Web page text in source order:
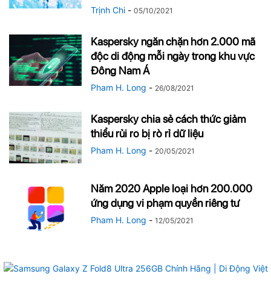
Trịnh Chi - 05/10/2021
Kaspersky ngăn chặn hơn 2.000 mã
độc di động mỗi ngày trong khu vực
Đông Nam Á
Pham H. Long - 26/08/2021
Kaspersky chia sẻ cách thức giảm
thiểu rủi ro bị rò rỉ dữ liệu
Pham H. Long - 20/05/2021
Năm 2020 Apple loại hơn 200.000
ứng dụng vi phạm quyền riêng tư
Pham H. Long - 12/05/2021